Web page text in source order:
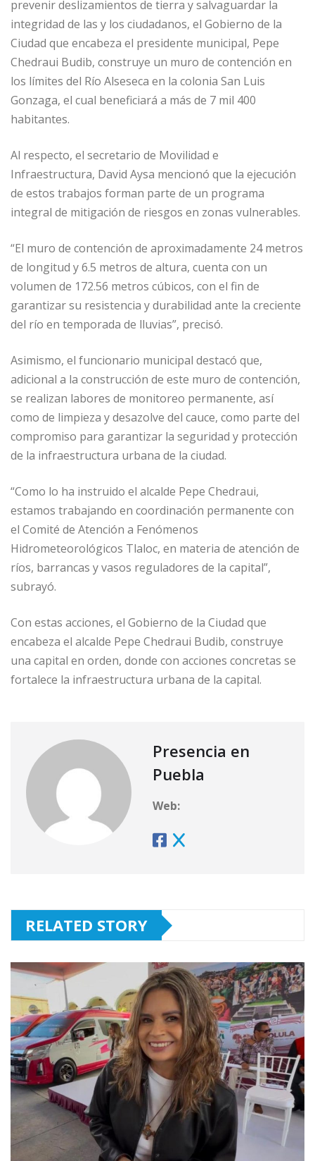
prevenir deslizamientos de tierra y salvaguardar la
integridad de las y los ciudadanos, el Gobierno de la
Ciudad que encabeza el presidente municipal, Pepe
Chedraui Budib, construye un muro de contención en
los límites del Río Alseseca en la colonia San Luis
Gonzaga, el cual beneficiará a más de 7 mil 400
habitantes.
Al respecto, el secretario de Movilidad e
Infraestructura, David Aysa mencionó que la ejecución
de estos trabajos forman parte de un programa
integral de mitigación de riesgos en zonas vulnerables.
“El muro de contención de aproximadamente 24 metros
de longitud y 6.5 metros de altura, cuenta con un
volumen de 172.56 metros cúbicos, con el fin de
garantizar su resistencia y durabilidad ante la creciente
del río en temporada de lluvias”, precisó.
Asimismo, el funcionario municipal destacó que,
adicional a la construcción de este muro de contención,
se realizan labores de monitoreo permanente, así
como de limpieza y desazolve del cauce, como parte del
compromiso para garantizar la seguridad y protección
de la infraestructura urbana de la ciudad.
“Como lo ha instruido el alcalde Pepe Chedraui,
estamos trabajando en coordinación permanente con
el Comité de Atención a Fenómenos
Hidrometeorológicos Tlaloc, en materia de atención de
ríos, barrancas y vasos reguladores de la capital”,
subrayó.
Con estas acciones, el Gobierno de la Ciudad que
encabeza el alcalde Pepe Chedraui Budib, construye
una capital en orden, donde con acciones concretas se
fortalece la infraestructura urbana de la capital.
Presencia en
Puebla
Web:
RELATED STORY